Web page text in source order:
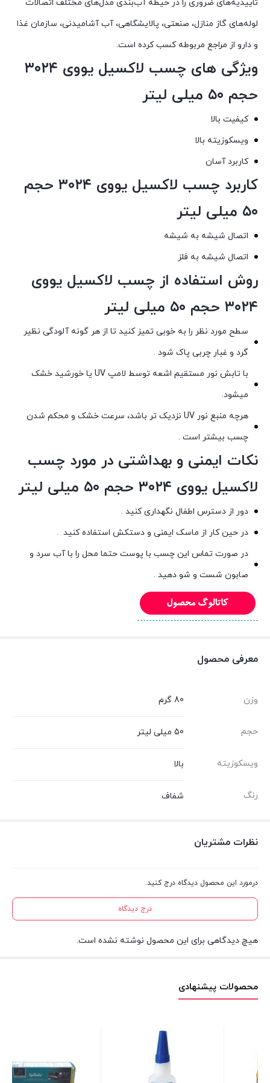
تأییدیه‌های ضروری را در حیطه آب‌بندی مدل‌های مختلف اتصالات
لوله‌های گاز منازل، صنعتی، پالایشگاهی، آب آشامیدنی، سازمان غذا
و دارو از مراجع مربوطه کسب کرده است.
ویژگی های چسب لاکسیل یووی ۳۰۲۴
حجم ۵۰ میلی لیتر
کیفیت بالا
ویسکوزیته بالا
کاربرد آسان
کاربرد چسب لاکسیل یووی ۳۰۲۴ حجم
۵۰ میلی لیتر
اتصال شیشه به شیشه
اتصال شیشه به فلز
روش استفاده از چسب لاکسیل یووی
۳۰۲۴ حجم ۵۰ میلی لیتر
سطح مورد نظر را به خوبی تمیز کنید تا از هر گونه آلودگی نظیر
گرد و غبار چربی پاک شود .
با تابش نور مستقیم اشعه توسط لامپ UV یا خورشید خشک
میشود.
هرچه منبع نور UV نزدیک تر باشد، سرعت خشک و محکم شدن
چسب بیشتر است .
نکات ایمنی و بهداشتی در مورد چسب
لاکسیل یووی ۳۰۲۴ حجم ۵۰ میلی لیتر
دور از دسترس اطفال نگهداری کنید .
در حین کار از ماسک ایمنی و دستکش استفاده کنید .
در صورت تماس این چسب با پوست حتما محل را با آب سرد و
صابون شست و شو دهید .
معرفی محصول
وزن 80 گرم
حجم 50 میلی لیتر
ویسکوزیته بالا
رنگ شفاف
نظرات مشتریان
درمورد این محصول دیدگاه درج کنید.
درج دیدگاه
هیچ دیدگاهی برای این محصول نوشته نشده است.
محصولات پیشنهادی